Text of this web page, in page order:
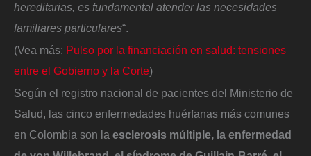
hereditarias, es fundamental atender las necesidades
familiares particulares“.
(Vea más: Pulso por la financiación en salud: tensiones
entre el Gobierno y la Corte)
Según el registro nacional de pacientes del Ministerio de
Salud, las cinco enfermedades huérfanas más comunes
en Colombia son la esclerosis múltiple, la enfermedad